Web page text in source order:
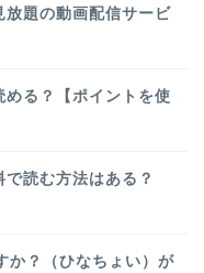
放題の動画配信サービ
める？【ポイントを使
読む方法はある？
か？（ひなちょい）が